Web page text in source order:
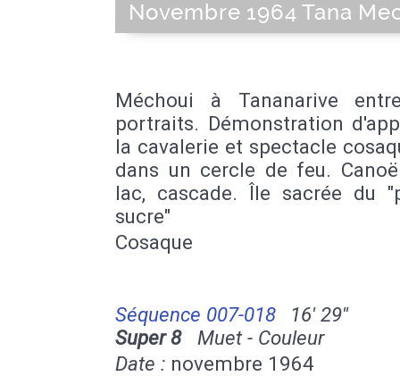
Novembre 1964 Tana
Méchoui à Tananarive
portraits. Démonstration
la cavalerie et spectacle
dans un cercle de feu.
lac, cascade. Île sacrée du
sucre"
Cosaque
Séquence 007-018
16' 29''
Super 8Muet - Couleur
Date : novembre 1964